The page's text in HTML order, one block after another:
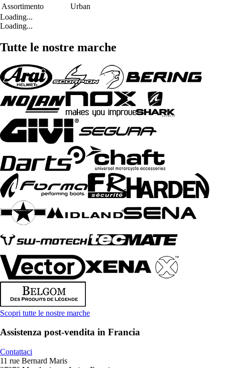
Assortimento
Urban
Loading...
Loading...
Tutte le nostre marche
Scopri tutte le nostre marche
Assistenza post-vendita in Francia
Contattaci
11 rue Bernard Maris